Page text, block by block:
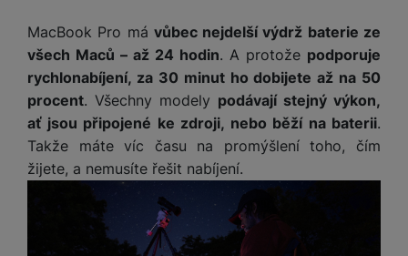
MacBook Pro má vůbec nejdelší výdrž baterie ze
všech Maců – až 24 hodin. A protože podporuje
rychlonabíjení, za 30 minut ho dobijete až na 50
procent. Všechny modely podávají stejný výkon,
ať jsou připojené ke zdroji, nebo běží na baterii.
Takže máte víc času na promýšlení toho, čím
žijete, a nemusíte řešit nabíjení.